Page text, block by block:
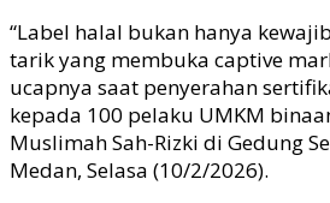
“Label halal bukan hanya
tarik yang membuka captive
ucapnya saat penyerahan
kepada 100 pelaku UMKM
Muslimah Sah-Rizki di Gedung
Medan, Selasa (10/2/2026).